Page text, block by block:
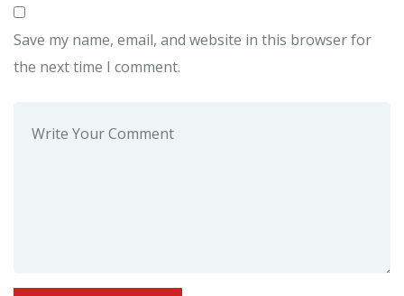
Save my name, email, and website in this browser for
the next time I comment.